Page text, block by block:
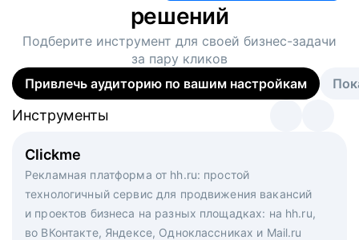
решений
Подберите инструмент для своей бизнес-задачи
за пару кликов
Привлечь аудиторию по вашим настройкам
Clickme
Рекламная платформа от hh.ru: простой
технологичный сервис для продвижения вакансий
и проектов бизнеса на разных площадках: на hh.ru,
во ВКонтакте, Яндексе, Одноклассниках и Mail.ru
Инструменты
Вакансия дня
Рекламный формат для вакансий на главной странице
hh.ru. Увеличивает количество откликов
Инструменты
Массовый подбор под ключ. Решите, сколько
кандидатов и когда вам нужно, и за дело возьмутся
маркетологи, рекрутеры и проектные менеджеры
hh.ru с целым набором digital-инструментов
Инструменты